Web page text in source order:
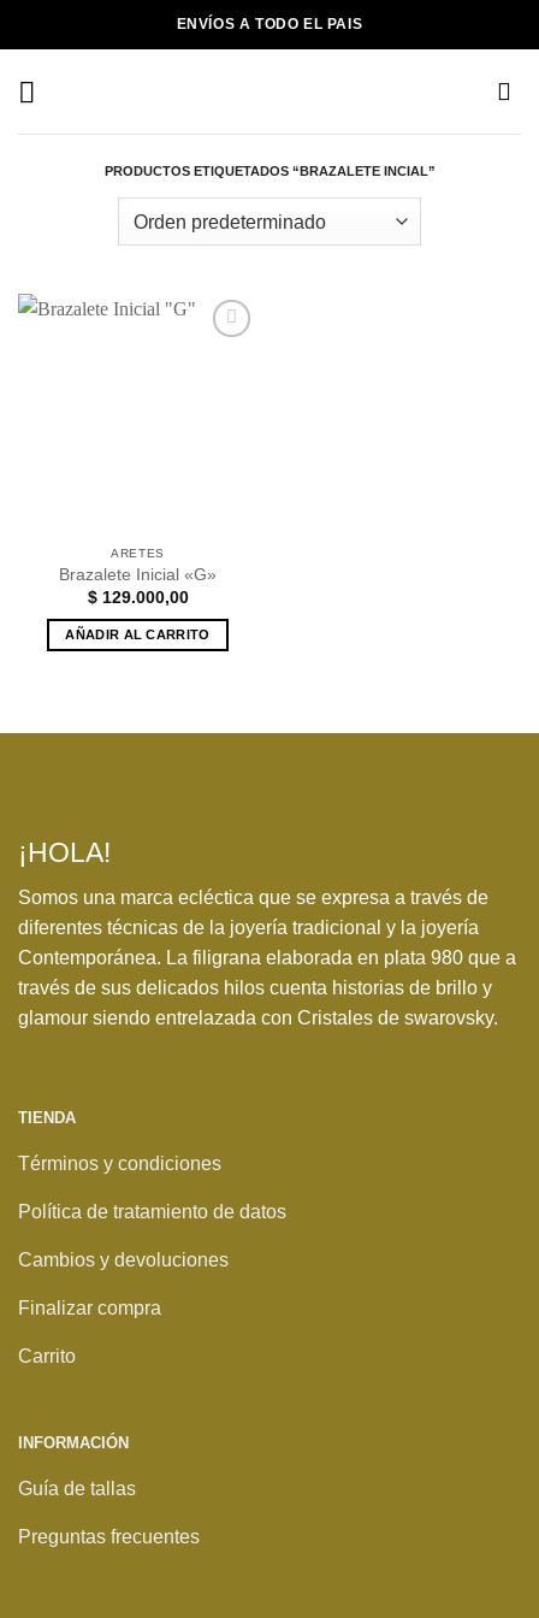
ENVÍOS A TODO EL PAIS
PRODUCTOS ETIQUETADOS “BRAZALETE INCIAL”
ARETES
Brazalete Inicial «G»
$129.000,00
AÑADIR AL CARRITO
¡HOLA!
Somos una marca ecléctica que se expresa a través de
diferentes técnicas de la joyería tradicional y la joyería
Contemporánea. La filigrana elaborada en plata 980 que a
través de sus delicados hilos cuenta historias de brillo y
glamour siendo entrelazada con Cristales de swarovsky.
TIENDA
Términos y condiciones
Política de tratamiento de datos
Cambios y devoluciones
Finalizar compra
Carrito
INFORMACIÓN
Guía de tallas
Preguntas frecuentes